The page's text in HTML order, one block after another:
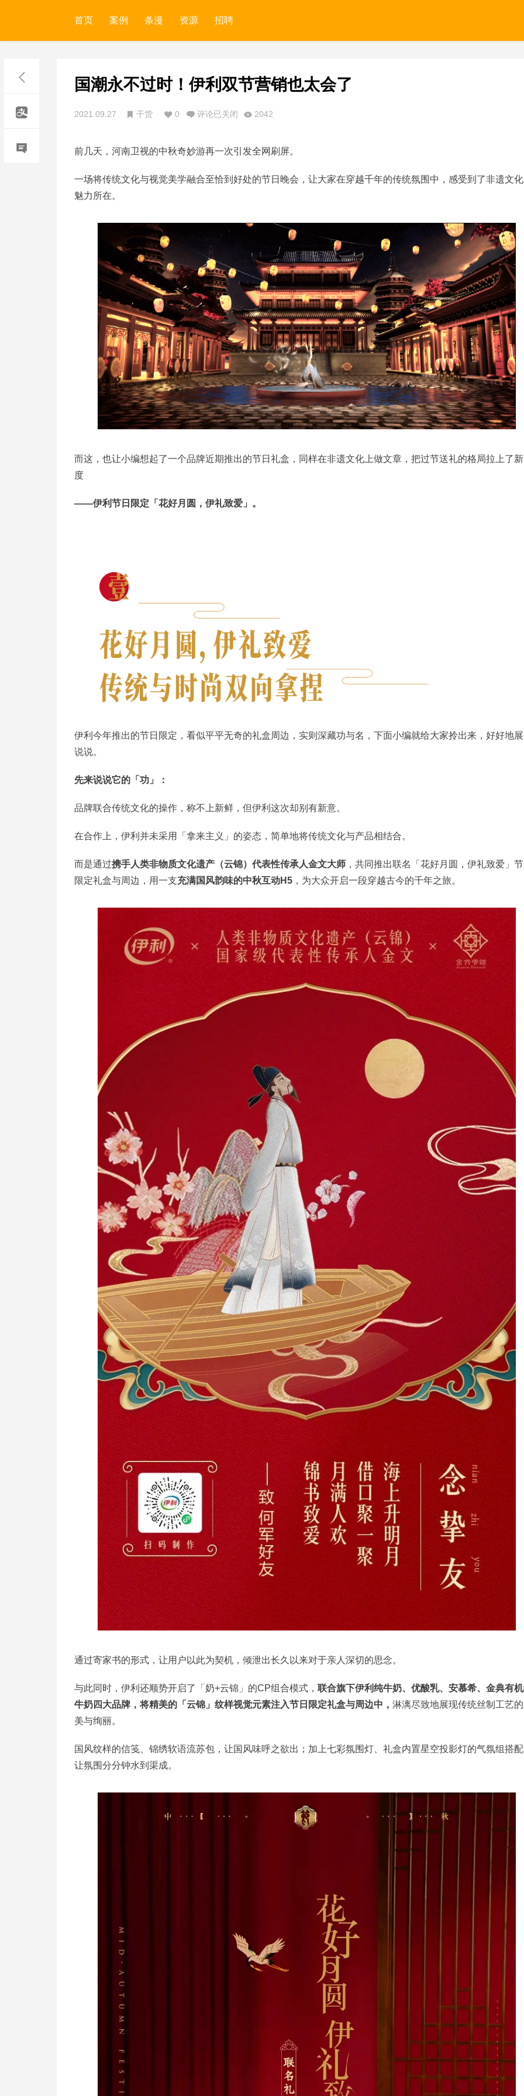
首页 案例 条漫 资源 招聘
国潮永不过时！伊利双节营销也太会了
2021.09.27 干货 0 评论已关闭 2042
前几天，河南卫视的中秋奇妙游再一次引发全网刷屏。
一场将传统文化与视觉美学融合至恰到好处的节日晚会，让大家在穿越千年的传统氛围中，感受到了非遗文
魅力所在。
而这，也让小编想起了一个品牌近期推出的节日礼盒，同样在非遗文化上做文章，把过节送礼的格局拉上了
度
——伊利节日限定「花好月圆，伊礼致爱」。
伊利今年推出的节日限定，看似平平无奇的礼盒周边，实则深藏功与名，下面小编就给大家拎出来，好好地
说说。
先来说说它的「功」：
品牌联合传统文化的操作，称不上新鲜，但伊利这次却别有新意。
在合作上，伊利并未采用「拿来主义」的姿态，简单地将传统文化与产品相结合。
而是通过携手人类非物质文化遗产（云锦）代表性传承人金文大师 ，共同推出联名「花好月圆，伊礼致爱」
限定礼盒与周边，用一支充满国风韵味的中秋互动H5 ，为大众开启一段穿越古今的千年之旅。
通过寄家书的形式，让用户以此为契机，倾泄出长久以来对于亲人深切的思念。
与此同时，伊利还顺势开启了「奶+云锦」的CP组合模式， 联合旗下伊利纯牛奶、优酸乳、安慕希、金典有
牛奶四大品牌，将精美的「云锦」纹样视觉元素注入节日限定礼盒与周边中， 淋漓尽致地展现传统丝制工艺
美与绚丽。
国风纹样的信笺、锦绣软语流苏包，让国风味呼之欲出；加上七彩氛围灯、礼盒内置星空投影灯的气氛组搭
让氛围分分钟水到渠成。